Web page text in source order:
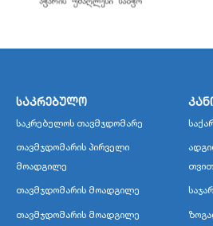
საკრებულო
საკრებულოს თავმჯდომარე
თავმჯდომარის პირველი
მოადგილე
თავმჯდომარის მოადგილე
თავმჯდომარის მოადგილე